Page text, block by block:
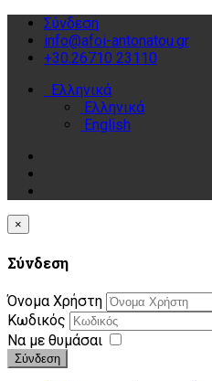
Σύνδεση
info@afoi-antonatou.gr
+30.26710 23110
Ελληνικά
Ελληνικά
English
×
Σύνδεση
Όνομα Χρήστη
Κωδικός
Να με θυμάσαι
Σύνδεση